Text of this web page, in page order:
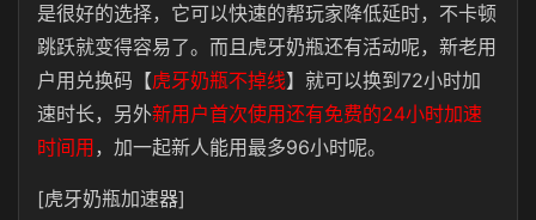
是很好的选择，它可以快速的帮玩家降低延时，不卡顿
跳跃就变得容易了。而且虎牙奶瓶还有活动呢，新老用
户用兑换码【虎牙奶瓶不掉线】就可以换到72小时加
速时长，另外新用户首次使用还有免费的24小时加速
时间用 ，加一起新人能用最多96小时呢。
[虎牙奶瓶加速器]